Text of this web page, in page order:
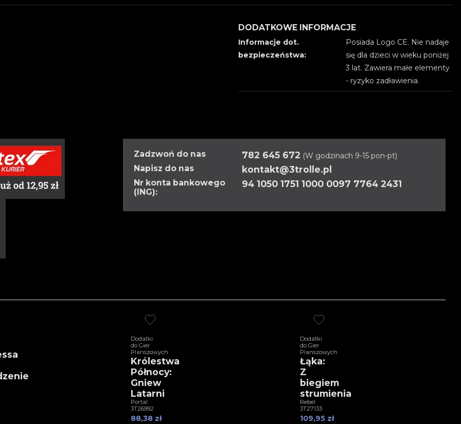
DODATKOWE INFORMACJE
Informacje dot.
bezpieczeństwa:
Posiada Logo CE. Nie nadaje
się dla dzieci w wieku poniżej
3 lat. Zawiera małe elementy
- ryzyko zadławienia.
Zadzwoń do nas 782 645 672 (W godzinach 9-15 pon-pt)
Napisz do nas kontakt@3trolle.pl
Nr konta bankowego
(ING):
94 1050 1751 1000 0097 7764 2431
Dodatki
do Gier
Planszowych
Królestwa
Północy:
Gniew
Latarni
Portal
3T26992
88,38 zł
Dodatki
do Gier
Planszowych
Łąka:
Z
biegiem
strumienia
Rebel
3T27133
109,95 zł